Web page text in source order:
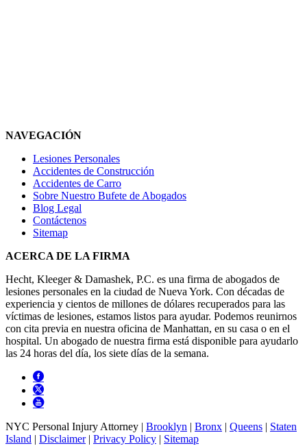
NAVEGACIÓN
Lesiones Personales
Accidentes de Construcción
Accidentes de Carro
Sobre Nuestro Bufete de Abogados
Blog Legal
Contáctenos
Sitemap
ACERCA DE LA FIRMA
Hecht, Kleeger & Damashek, P.C. es una firma de abogados de
lesiones personales en la ciudad de Nueva York. Con décadas de
experiencia y cientos de millones de dólares recuperados para las
víctimas de lesiones, estamos listos para ayudar. Podemos reunirnos
con cita previa en nuestra oficina de Manhattan, en su casa o en el
hospital. Un abogado de nuestra firma está disponible para ayudarlo
las 24 horas del día, los siete días de la semana.
NYC Personal Injury Attorney | Brooklyn | Bronx | Queens | Staten
Island | Disclaimer| Privacy Policy | Sitemap